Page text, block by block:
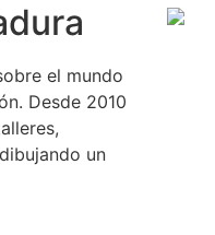
el mundo
Desde 2010
un